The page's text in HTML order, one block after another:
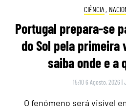
CIÊNCIA ,
Portugal prepara-se
do Sol pela primeira
saiba onde e a
15:10 6 Agosto, 2026 |
O fenómeno será visível